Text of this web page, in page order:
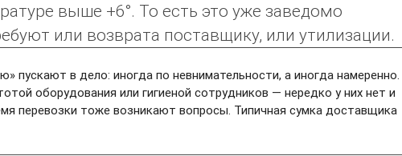
выше +6°. То есть это уже заведомо
или возврата поставщику, или утилизации.
пускают в дело: иногда по невнимательности, а иногда намеренно.
оборудования или гигиеной сотрудников — нередко у них нет и
перевозки тоже возникают вопросы. Типичная сумка доставщика